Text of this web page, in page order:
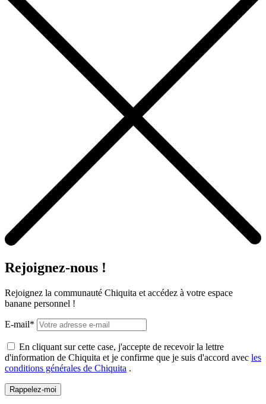
Rejoignez-nous !
Rejoignez la communauté Chiquita et accédez à votre espace
banane personnel !
E-mail*
En cliquant sur cette case, j'accepte de recevoir la lettre
d'information de Chiquita et je confirme que je suis d'accord avec les
conditions générales de Chiquita .